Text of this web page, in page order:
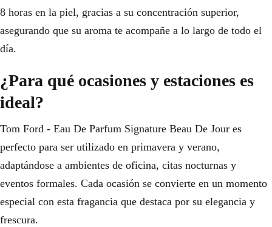
8 horas en la piel, gracias a su concentración superior,
asegurando que su aroma te acompañe a lo largo de todo el
día.
¿Para qué ocasiones y estaciones es
ideal?
Tom Ford - Eau De Parfum Signature Beau De Jour es
perfecto para ser utilizado en primavera y verano,
adaptándose a ambientes de oficina, citas nocturnas y
eventos formales. Cada ocasión se convierte en un momento
especial con esta fragancia que destaca por su elegancia y
frescura.